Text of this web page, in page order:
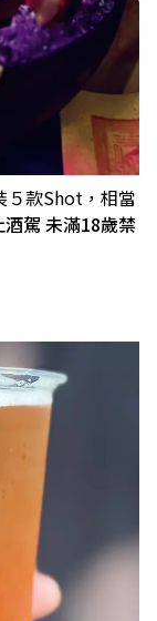
款Shot，相當
酒駕 未滿18歲禁